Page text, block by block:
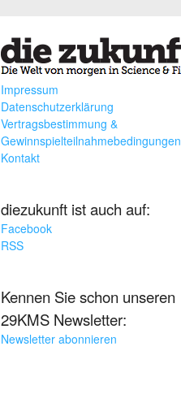
Impressum
Datenschutzerklärung
Vertragsbestimmung &
Gewinnspielteilnahmebedingungen
Kontakt
diezukunft ist auch auf:
Facebook
RSS
Kennen Sie schon unseren
29KMS Newsletter:
Newsletter abonnieren